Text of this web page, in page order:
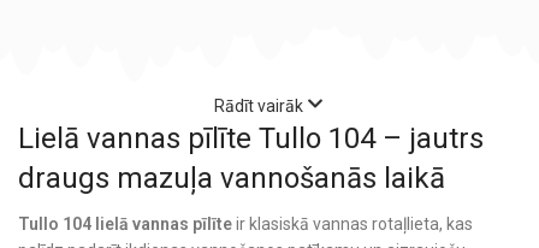
Lielā vannas pīlīte Tullo 104 – jautrs
draugs mazuļa vannošanās laikā
Tullo 104 lielā vannas pīlīteir klasiskā vannas rotaļlieta, kas
Rādīt vairāk